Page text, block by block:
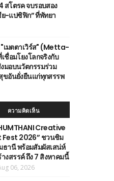
สโตรค จบรอบสอง
ย-แปซิฟิก” ที่พัทยา
เมตตาเวิร์ส" (Metta-
ชื่อมโยงโลกจริงกับ
มอบนวัตกรรมร่วม
ขอันยั่งยืนแก่ทุกสรรพ
ความคิดเห็น
Creative
2026” ชวนชิม
ธานี พร้อมสัมผัสเสน่ห์
างสรรค์ ถึง 7 สิงหาคมนี้
06, 2026